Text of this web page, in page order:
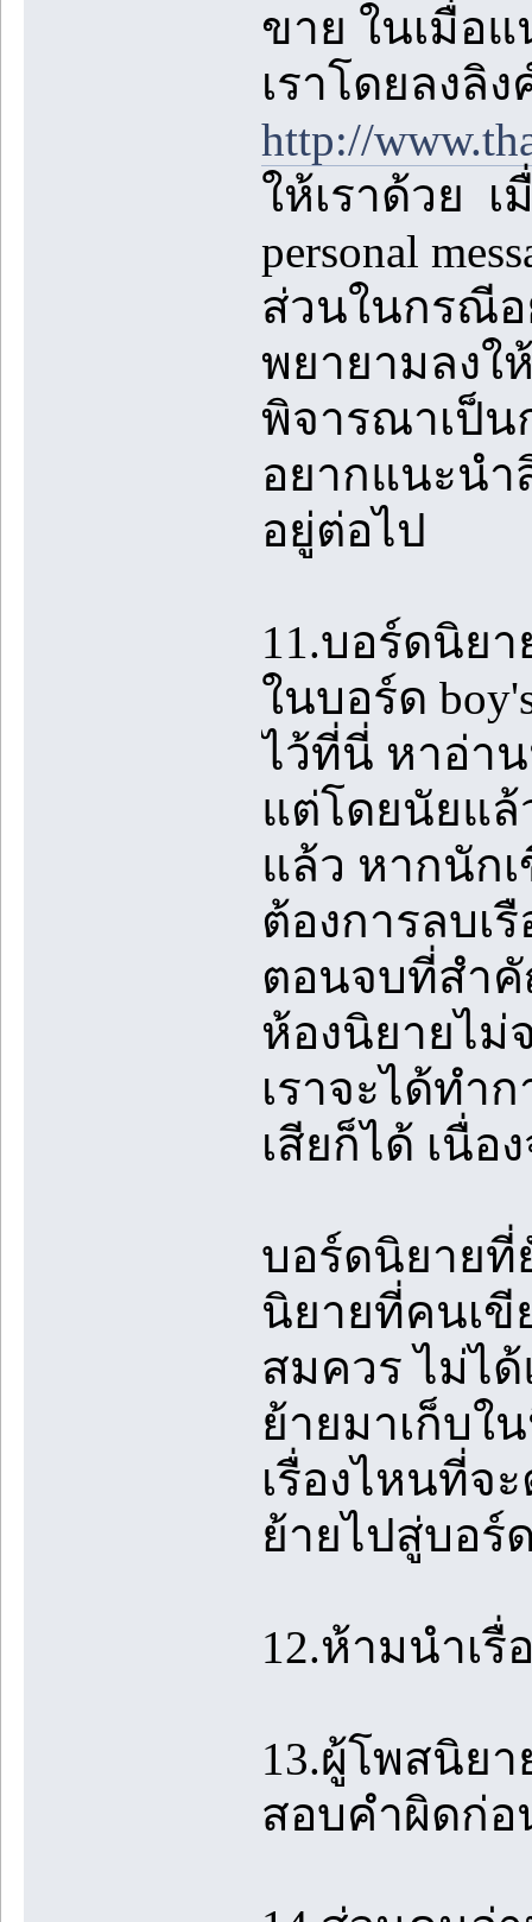
ขาย ในเมื่อ
เราโดยลงลิง
http://
ให้เราด้วย
personal
ส่วนในกรณีอ
พยายามลงใ
พิจารณาเป็น
อยากแนะนำ
อยู่ต่อไป
11.บอร์ดนิย
ในบอร์ด
ไว้ที่นี่ หาอ่า
แต่โดยนัยแล้
แล้ว หากนัก
ต้องการลบเ
ตอนจบที่สำคั
ห้องนิยายไม่
เราจะได้ทำ
เสียก็ได้ เนื่
บอร์ดนิยายที่
นิยายที่คนเขี
สมควร ไม่ไ
ย้ายมาเก็บใ
เรื่องไหนที่จ
ย้ายไปสู่บอร์
12.ห้ามนำเ
13.ผู้โพสนิย
สอบคำผิดก่